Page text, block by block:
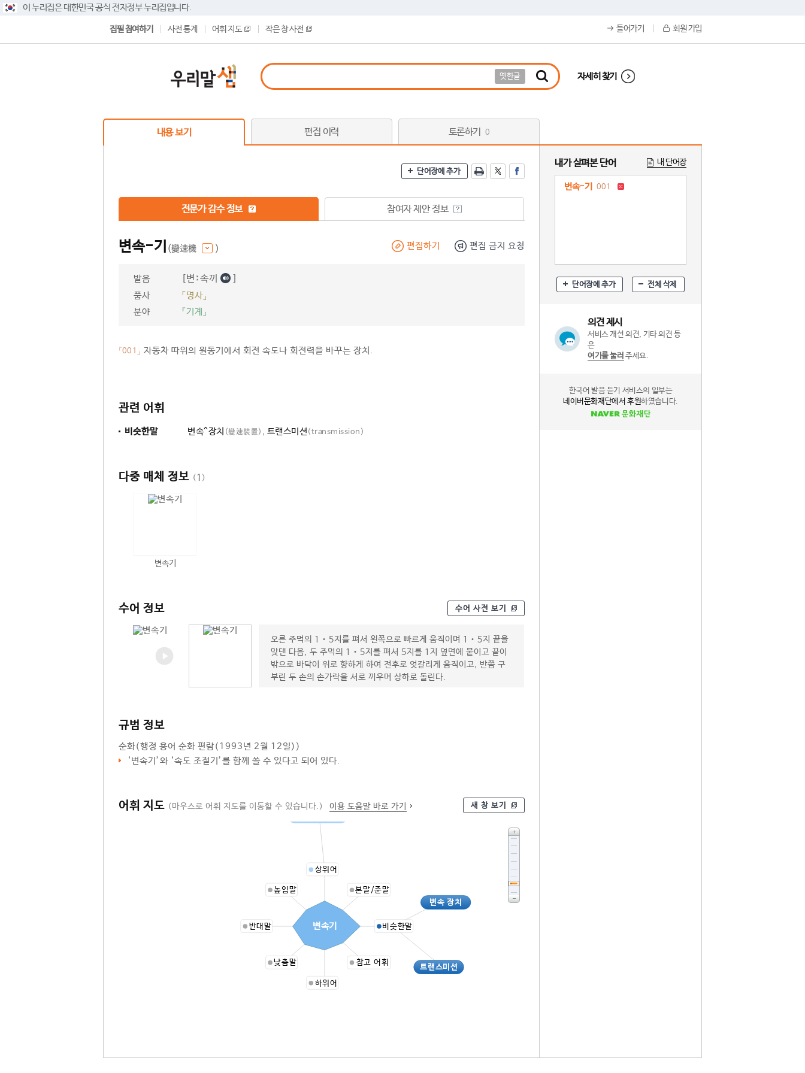
이 누리집은 대한민국 공식 전자정부 누리집입니다.
집필 참여하기 사전 통계 어휘 지도 작은 창 사전 들어가기 회원 가입
옛한글 자세히 찾기
내용 보기 편집 이력 토론하기 0
단어장에 추가
전문가 감수 정보 참여자 제안 정보
변속-기 (變速機 ) 편집하기 편집 금지 요청
발음 [변ː속끼 ]
품사
「명사」
분야
『기계』
「001」 자동차 따위의 원동기에서 회전 속도나 회전력을 바꾸는 장치.
관련 어휘
비슷한말 변속^장치 (變速裝置) , 트랜스미션 (transmission)
다중 매체 정보 (1 )
변속기
수어 정보 수어 사전 보기
오른 주먹의 1‧5지를 펴서 왼쪽으로 빠르게 움직이며 1‧5지 끝을
맞댄 다음, 두 주먹의 1‧5지를 펴서 5지를 1지 옆면에 붙이고 끝이
밖으로 바닥이 위로 향하게 하여 전후로 엇갈리게 움직이고, 반쯤 구
부린 두 손의 손가락을 서로 끼우며 상하로 돌린다.
규범 정보
순화(행정 용어 순화 편람(1993년 2월 12일))
‘변속기 ’와 ‘속도 조절기 ’를 함께 쓸 수 있다고 되어 있다.
어휘 지도 (마우스로 어휘 지도를 이동할 수 있습니다.) 이용 도움말 바로 가기 새 창 보기
상위어
본말/준말
변속 장치
트랜스미션
비슷한말
참고 어휘
하위어
낮춤말
반대말
높임말
변속기
내가 살펴본 단어 내 단어장
변속-기 001
단어장에 추가 전체 삭제
의견 제시
서비스 개선 의견, 기타 의견 등
은
여기를 눌러 주세요.
한국어 발음 듣기 서비스의 일부는
네이버문화재단에서 후원하였습니다.